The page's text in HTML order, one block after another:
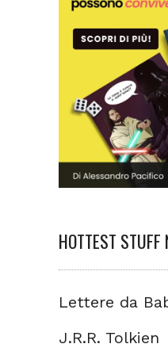
HOTTEST STUFF
Lettere da
J.R.R. Tolkien